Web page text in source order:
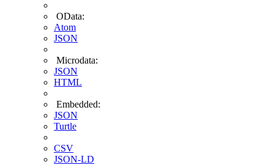
OData:
Atom
JSON
Microdata:
JSON
HTML
Embedded:
JSON
Turtle
CSV
JSON-LD